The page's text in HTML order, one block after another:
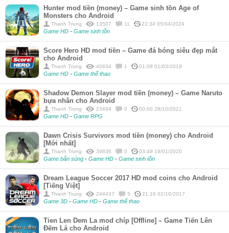
Hunter mod tiền (money) – Game sinh tồn Age of
Monsters cho Android
Thanh Trung 13507 11 22:34 05/04/2024
Game HD - Game sinh tồn
Score Hero HD mod tiền – Game đá bóng siêu đẹp mắt
cho Android
Thanh Trung 40634 1 01:08 01/03/2019
Game HD - Game thể thao
Shadow Demon Slayer mod tiền (money) – Game Naruto
bựa nhân cho Android
Thanh Trung 23494 0 00:00 28/10/2021
Game HD - Game RPG
Dawn Crisis Survivors mod tiền (money) cho Android
[Mới nhất]
Thanh Trung 39836 0 03:49 19/01/2020
Game bắn súng - Game HD - Game sinh tồn
Dream League Soccer 2017 HD mod coins cho Android
[Tiếng Việt]
Thanh Trung 244437 5 21:16 02/10/2017
Game 3D - Game HD - Game thể thao
Tien Len Dem La mod chíp [Offline] – Game Tiến Lên
Đếm Lá cho Android